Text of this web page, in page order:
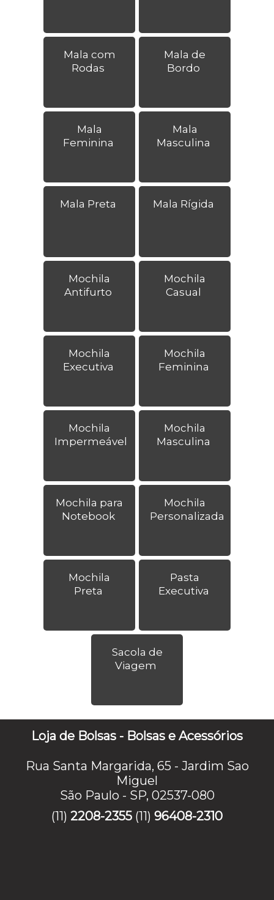
Mala com
Rodas
Mala de
Bordo
Mala
Feminina
Mala
Masculina
Mala Preta Mala Rígida
Mochila
Antifurto
Mochila
Casual
Mochila
Executiva
Mochila
Feminina
Mochila
Impermeável
Mochila
Masculina
Mochila para
Notebook
Mochila
Personalizada
Mochila
Preta
Pasta
Executiva
Sacola de
Viagem
Loja de Bolsas - Bolsas e Acessórios
Rua Santa Margarida, 65 - Jardim Sao
Miguel
São Paulo - SP, 02537-080
(11) 2208-2355 (11) 96408-2310